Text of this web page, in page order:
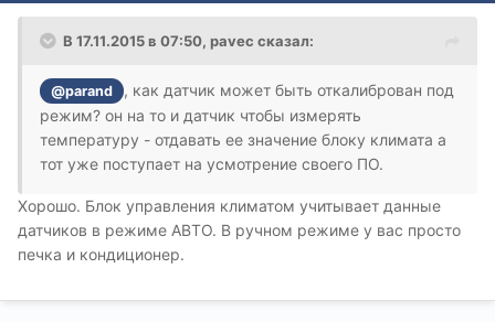
В 17.11.2015 в 07:50, pavec сказал:
@parand
, как датчик может быть откалиброван под
режим? он на то и датчик чтобы измерять
температуру - отдавать ее значение блоку климата а
тот уже поступает на усмотрение своего ПО.
Хорошо. Блок управления климатом учитывает данные
датчиков в режиме АВТО. В ручном режиме у вас просто
печка и кондиционер.